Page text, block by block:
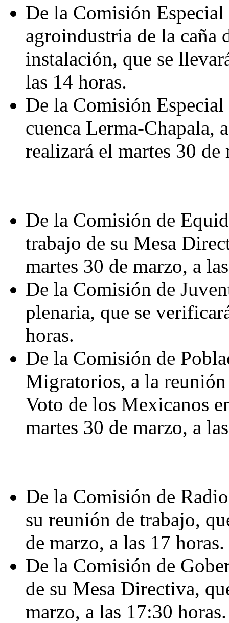
De la Comisión
agroindustria de la caña
instalación, que se
las 14 horas.
De la Comisión
cuenca Lerma-Chapala,
realizará el martes 30 de
De la Comisión de
trabajo de su Mesa
martes 30 de marzo, a
De la Comisión de
plenaria, que se
horas.
De la Comisión de
Migratorios, a la
Voto de los Mexicanos
martes 30 de marzo, a
De la Comisión de
su reunión de trabajo,
de marzo, a las 17 horas.
De la Comisión de
de su Mesa Directiva,
marzo, a las 17:30 horas.